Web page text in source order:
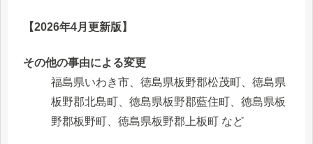
【2026年4月更新版】
その他の事由による変更
福島県いわき市、徳島県板野郡松茂町、徳島県
板野郡北島町、徳島県板野郡藍住町、徳島県板
野郡板野町、徳島県板野郡上板町 など